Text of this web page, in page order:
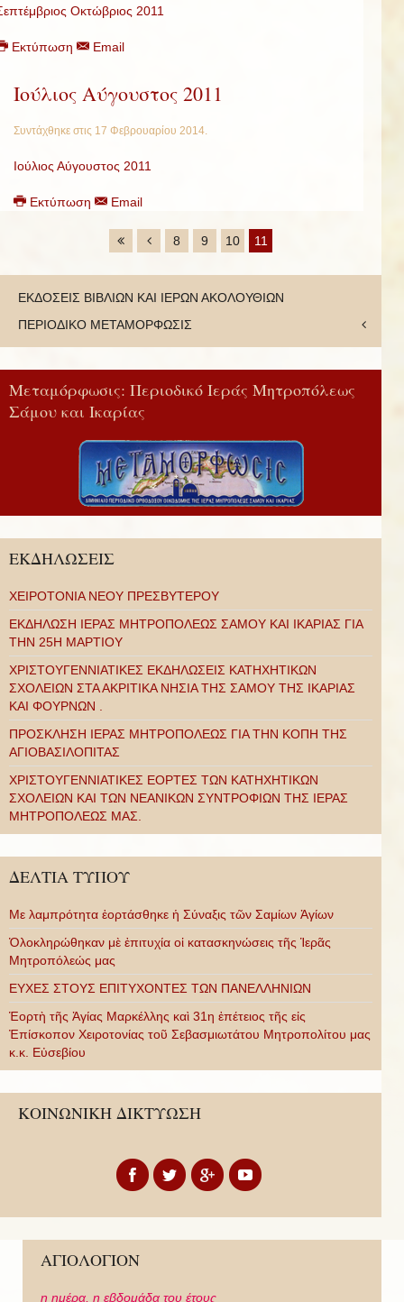
Οκτώβριος 2011
Εκτύπωση Email
Ιούλιος Αύγουστος 2011
Συντάχθηκε στις 17 Φεβρουαρίου 2014.
Ιούλιος Αύγουστος 2011
Εκτύπωση Email
8 9 10 11
ΕΚΔΟΣΕΙΣ ΒΙΒΛΙΩΝ ΚΑΙ ΙΕΡΩΝ ΑΚΟΛΟΥΘΙΩΝ
ΠΕΡΙΟΔΙΚΟ ΜΕΤΑΜΟΡΦΩΣΙΣ
Μεταμόρφωσις: Περιοδικό Ιεράς Μητροπόλεως
Σάμου και Ικαρίας
ΕΚΔΗΛΩΣΕΙΣ
ΧΕΙΡΟΤΟΝΙΑ ΝΕΟΥ ΠΡΕΣΒΥΤΕΡΟΥ
ΕΚΔΗΛΩΣΗ ΙΕΡΑΣ ΜΗΤΡΟΠΟΛΕΩΣ ΣΑΜΟΥ ΚΑΙ ΙΚΑΡΙΑΣ ΓΙΑ
ΤΗΝ 25Η ΜΑΡΤΙΟΥ
ΧΡΙΣΤΟΥΓΕΝΝΙΑΤΙΚΕΣ ΕΚΔΗΛΩΣΕΙΣ ΚΑΤΗΧΗΤΙΚΩΝ
ΣΧΟΛΕΙΩΝ ΣΤΑ ΑΚΡΙΤΙΚΑ ΝΗΣΙΑ ΤΗΣ ΣΑΜΟΥ ΤΗΣ ΙΚΑΡΙΑΣ
ΚΑΙ ΦΟΥΡΝΩΝ .
ΠΡΟΣΚΛΗΣΗ ΙΕΡΑΣ ΜΗΤΡΟΠΟΛΕΩΣ ΓΙΑ ΤΗΝ ΚΟΠΗ ΤΗΣ
ΑΓΙΟΒΑΣΙΛΟΠΙΤΑΣ
ΧΡΙΣΤΟΥΓΕΝΝΙΑΤΙΚΕΣ ΕΟΡΤΕΣ ΤΩΝ ΚΑΤΗΧΗΤΙΚΩΝ
ΣΧΟΛΕΙΩΝ ΚΑΙ ΤΩΝ ΝΕΑΝΙΚΩΝ ΣΥΝΤΡΟΦΙΩΝ ΤΗΣ ΙΕΡΑΣ
ΜΗΤΡΟΠΟΛΕΩΣ ΜΑΣ.
ΔΕΛΤΙΑ ΤΥΠΟΥ
Με λαμπρότητα ἑορτάσθηκε ἡ Σύναξις τῶν Σαμίων Ἁγίων
Ὁλοκληρώθηκαν μὲ ἐπιτυχία οἱ κατασκηνώσεις τῆς Ἱερᾶς
Μητροπόλεώς μας
ΕΥΧΕΣ ΣΤΟΥΣ ΕΠΙΤΥΧΟΝΤΕΣ ΤΩΝ ΠΑΝΕΛΛΗΝΙΩΝ
Ἑορτὴ τῆς Ἁγίας Μαρκέλλης καὶ 31η ἐπέτειος τῆς εἰς
Ἐπίσκοπον Χειροτονίας τοῦ Σεβασμιωτάτου Μητροπολίτου μας
κ.κ. Εὐσεβίου
ΚΟΙΝΩΝΙΚΗ ΔΙΚΤΥΩΣΗ
ΑΓΙΟΛΟΓΙΟΝ
η ημέρα, η εβδομάδα του έτους